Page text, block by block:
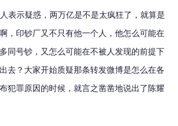
表示疑惑，两万亿是不是太疯狂了，就算是
，印钞厂又不只有他一个人，他怎么可能在
同号钞，又怎么可能在不被人发现的前提下
去？大家开始质疑那条转发微博是怎么在各
犯罪原因的时候，就言之凿凿地说出了陈耀